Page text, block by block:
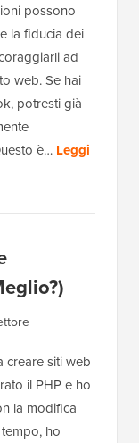
possono
la fiducia dei
ad
web. Se hai
potresti già
è… Leggi
creare siti web
il PHP e ho
la modifica
ho